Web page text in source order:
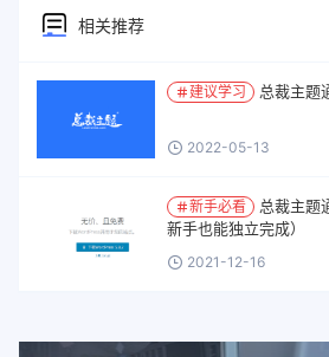
相关推荐
建议学习 总裁主题
2022-05-13
新手必看
新手也能独立完成）
2021-12-16